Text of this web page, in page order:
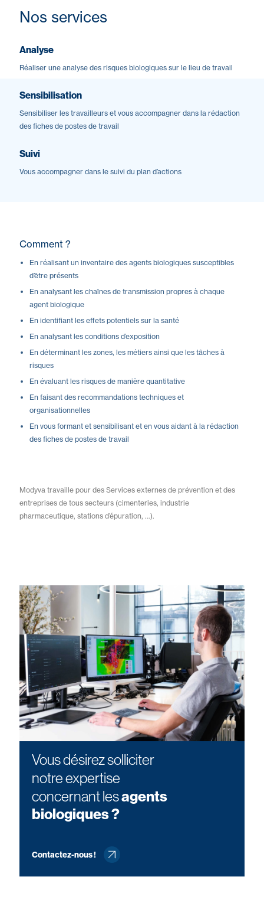
Nos services
Analyse
Réaliser une analyse des risques biologiques sur le lieu de travail
Sensibilisation
Sensibiliser les travailleurs et vous accompagner dans la rédaction
des fiches de postes de travail
Suivi
Vous accompagner dans le suivi du plan d’actions
Comment ?
En réalisant un inventaire des agents biologiques susceptibles
d’être présents
En analysant les chaînes de transmission propres à chaque
agent biologique
En identifiant les effets potentiels sur la santé
En analysant les conditions d’exposition
En déterminant les zones, les métiers ainsi que les tâches à
risques
En évaluant les risques de manière quantitative
En faisant des recommandations techniques et
organisationnelles
En vous formant et sensibilisant et en vous aidant à la rédaction
des fiches de postes de travail
Modyva travaille pour des Services externes de prévention et des
entreprises de tous secteurs (cimenteries, industrie
pharmaceutique, stations d’épuration, …).
Vous désirez solliciter
notre expertise
concernant lesagents
biologiques ?
Contactez-nous !